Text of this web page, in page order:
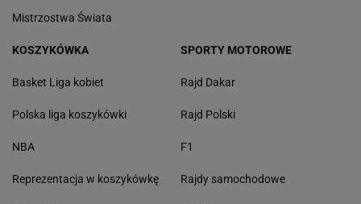
Mistrzostwa Świata
KOSZYKÓWKA
Basket Liga kobiet
Polska liga koszykówki
NBA
Reprezentacja w koszykówkę
SPORTY MOTOROWE
Rajd Dakar
Rajd Polski
F1
Rajdy samochodowe